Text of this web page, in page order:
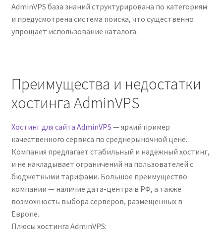
AdminVPS база знаний структурирована по категориям
и предусмотрена система поиска, что существенно
упрощает использование каталога.
Преимущества и недостатки
хостинга AdminVPS
Хостинг для сайта AdminVPS — яркий пример
качественного сервиса по среднерыночной цене.
Компания предлагает стабильный и надежный хостинг,
и не накладывает ограничений на пользователей с
бюджетными тарифами. Большое преимущество
компании — наличие дата-центра в РФ, а также
возможность выбора серверов, размещенных в
Европе.
Плюсы хостинга AdminVPS: